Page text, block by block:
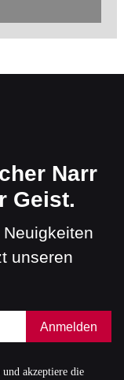
Narr
Geist.
unseren
Anmelden
akzeptiere die